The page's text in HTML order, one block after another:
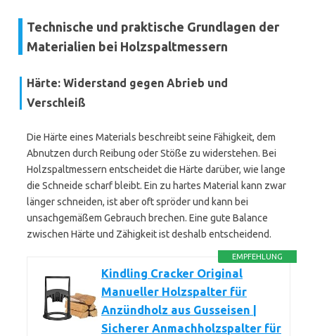
Technische und praktische Grundlagen der
Materialien bei Holzspaltmessern
Härte: Widerstand gegen Abrieb und
Verschleiß
Die Härte eines Materials beschreibt seine Fähigkeit, dem
Abnutzen durch Reibung oder Stöße zu widerstehen. Bei
Holzspaltmessern entscheidet die Härte darüber, wie lange
die Schneide scharf bleibt. Ein zu hartes Material kann zwar
länger schneiden, ist aber oft spröder und kann bei
unsachgemäßem Gebrauch brechen. Eine gute Balance
zwischen Härte und Zähigkeit ist deshalb entscheidend.
EMPFEHLUNG
Kindling Cracker Original
Manueller Holzspalter für
Anzündholz aus Gusseisen |
Sicherer Anmachholzspalter für